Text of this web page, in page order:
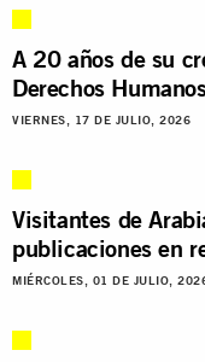
A 20 años de su
Derechos
VIERNES, 17 DE JULIO, 2026
Visitantes de
publicaciones en
MIÉRCOLES, 01 DE JULIO,